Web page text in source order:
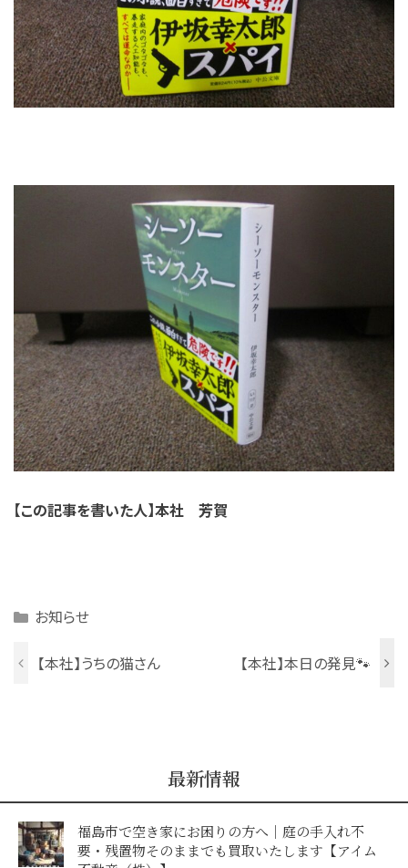
【この記事を書いた人】本社 芳賀
Categories
お知らせ
【本社】うちの猫さん 【本社】本日の発見🐾
最新情報
福島市で空き家にお困りの方へ｜庭の手入れ不
要・残置物そのままでも買取いたします【アイム